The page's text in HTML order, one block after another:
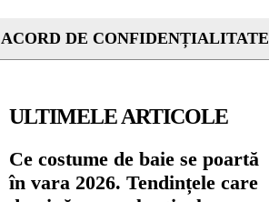
ACORD DE CONFIDENȚIALITATE
ULTIMELE ARTICOLE
Ce costume de baie se poartă
în vara 2026. Tendințele care